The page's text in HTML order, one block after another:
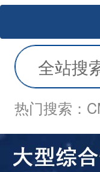
全站搜
热门搜索：